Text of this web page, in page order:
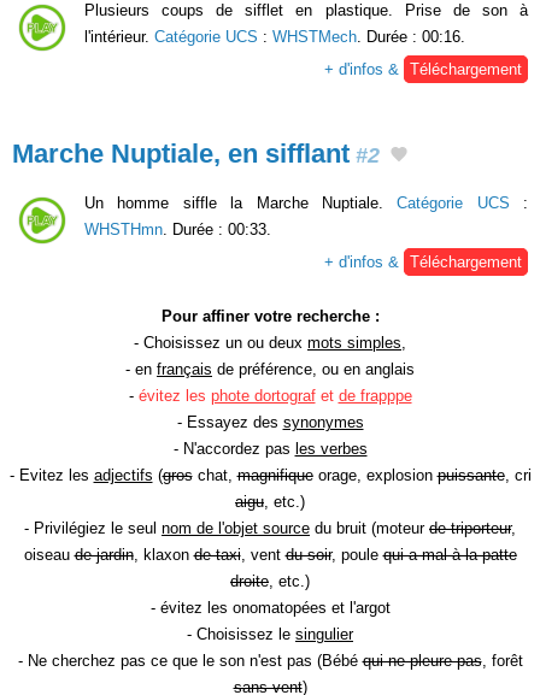
Plusieurs coups de sifflet en plastique. Prise de son à
l'intérieur. Catégorie UCS : WHSTMech. Durée : 00:16.
+ d'infos & Téléchargement
Marche Nuptiale, en sifflant #2
Un homme siffle la Marche Nuptiale.Catégorie UCS :
WHSTHmn. Durée : 00:33.
+ d'infos & Téléchargement
Pour affiner votre recherche :
- Choisissez un ou deux mots simples,
- en français de préférence, ou en anglais
- évitez les phote dortografet de frapppe
- Essayez des synonymes
- N'accordez pas les verbes
- Evitez les adjectifs (groschat,magnifiqueorage, explosionpuissante, cri
aigu, etc.)
- Privilégiez le seul nom de l'objet source du bruit (moteur de triporteur,
oiseaude jardin, klaxonde taxi, ventdu soir, poulequi a mal à la patte
droite, etc.)
- évitez les onomatopées et l'argot
- Choisissez le singulier
- Ne cherchez pas ce que le son n'est pas (Bébéqui ne pleure pas, forêt
sans vent)